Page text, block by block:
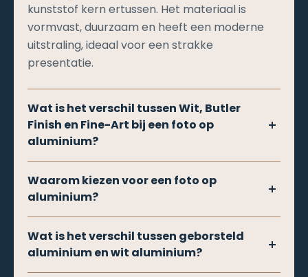
kunststof kern ertussen. Het materiaal is
vormvast, duurzaam en heeft een moderne
uitstraling, ideaal voor een strakke
presentatie.
Wat is het verschil tussen Wit, Butler
Finish en Fine-Art bij een foto op
aluminium?
toplaag van het aluminium. Dit zorgt voor
heldere kleuren, scherpe details en een matte,
foto.
Butler Finish: De foto wordt direct op
Waarom kiezen voor een foto op
aluminium?
uitstraling. Het oppervlak is glad en zorgt voor
haarscherpe details en diepe kleuren.
Wat is het verschil tussen geborsteld
aluminium en wit aluminium?